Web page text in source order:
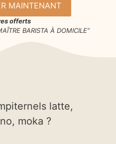
MAINTENANT
offerts
BARISTA À DOMICILE”
latte,
moka ?